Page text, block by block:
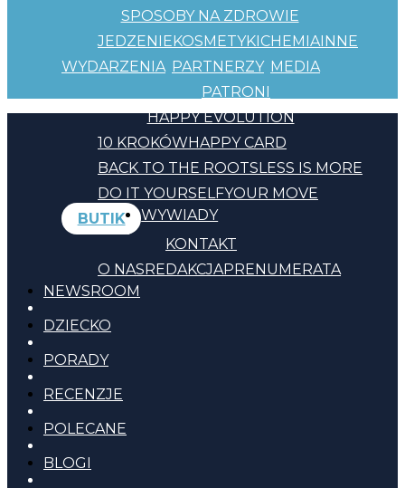
SPOSOBY NA ZDROWIE
JEDZENIEKOSMETYKICHEMIAINNE
WYDARZENIA PARTNERZY
PATRONI
MEDIA
HAPPY EVOLUTION
10 KROKÓWHAPPY CARD
BACK TO THE ROOTSLESS IS MORE
DO IT YOURSELFYOUR MOVE
BUTIK
KONTAKT
O NASREDAKCJAPRENUMERATA
WYWIADY
NEWSROOM
DZIECKO
PORADY
RECENZJE
POLECANE
BLOGI